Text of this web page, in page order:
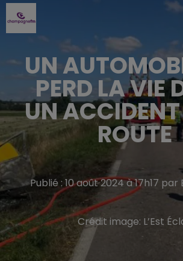
UN
PERD LA VIE
UN ACCIDENT
ROUTE
Publié : 10 août 2024 à 17h17
Crédit image: L’Est